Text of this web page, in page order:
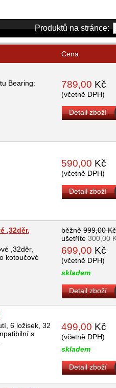
Produktů na stránce:
Cena
Bearing:
789,00 Kč
(včetně DPH)
Detail zboží
590,00 Kč
(včetně DPH)
Detail zboží
,32děr,
,32děr,
kotoučové
běžně 999,00 Kč
ušetříte 300,00
699,00 Kč
(včetně DPH)
skladem
Detail zboží
6 ložisek, 32
s
499,00 Kč
(včetně DPH)
skladem
Detail zboží